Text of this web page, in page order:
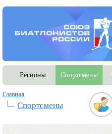
Регионы Спортсмены
Главная
Спортсмены